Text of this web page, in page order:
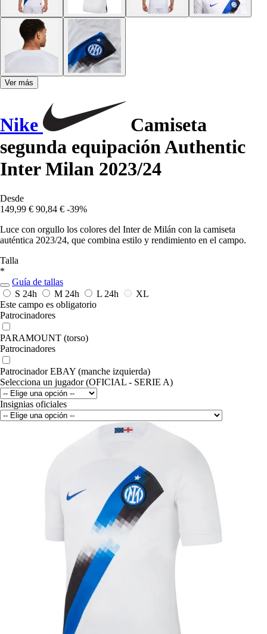
Ver más
Nike
Camiseta
segunda equipación Authentic
Inter Milan 2023/24
Desde
149,99 € 90,84 € -39%
Luce con orgullo los colores del Inter de Milán con la camiseta
auténtica 2023/24, que combina estilo y rendimiento en el campo.
Talla
*
Guía de tallas
S 24h M 24h L 24h
XL
Este campo es obligatorio
Patrocinadores
PARAMOUNT (torso)
Patrocinadores
Patrocinador EBAY (manche izquierda)
Selecciona un jugador (OFICIAL - SERIE A)
Insignias oficiales